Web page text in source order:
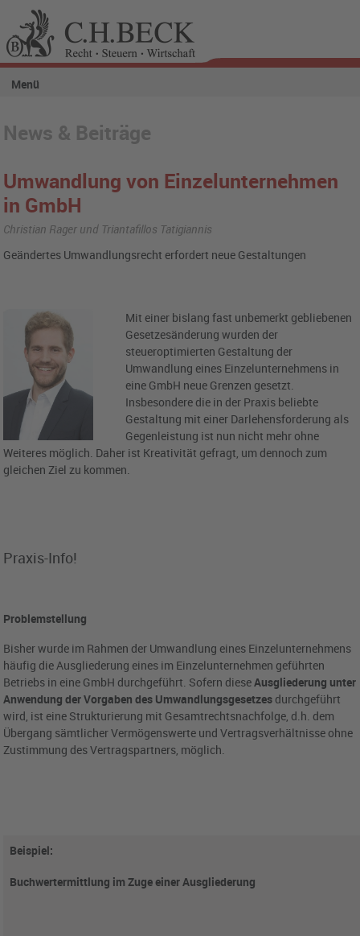
Menü
News & Beiträge
Umwandlung von Einzelunternehmen
in GmbH
Christian Rager und Triantafillos Tatigiannis
Geändertes Umwandlungsrecht erfordert neue Gestaltungen
Mit einer bislang fast unbemerkt gebliebenen
Gesetzesänderung wurden der
steueroptimierten Gestaltung der
Umwandlung eines Einzelunternehmens in
eine GmbH neue Grenzen gesetzt.
Insbesondere die in der Praxis beliebte
Gestaltung mit einer Darlehensforderung als
Gegenleistung ist nun nicht mehr ohne
Weiteres möglich. Daher ist Kreativität gefragt, um dennoch zum
gleichen Ziel zu kommen.
Praxis-Info!
Problemstellung
Bisher wurde im Rahmen der Umwandlung eines Einzelunternehmens
häufig die Ausgliederung eines im Einzelunternehmen geführten
Betriebs in eine GmbH durchgeführt. Sofern dieseAusgliederung unter
Anwendung der Vorgaben des Umwandlungsgesetzes durchgeführt
wird, ist eine Strukturierung mit Gesamtrechtsnachfolge, d.h. dem
Übergang sämtlicher Vermögenswerte und Vertragsverhältnisse ohne
Zustimmung des Vertragspartners, möglich.
Beispiel:
Buchwertermittlung im Zuge einer Ausgliederung